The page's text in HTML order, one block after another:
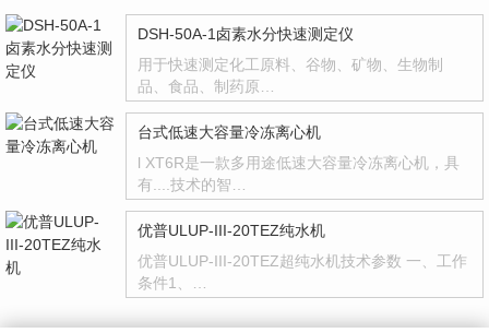
DSH-50A-1卤素水分快速测定仪
用于快速测定化工原料、谷物、矿物、生物制
品、食品、制药原…
台式低速大容量冷冻离心机
l XT6R是一款多用途低速大容量冷冻离心机，具
有....技术的智…
优普ULUP-III-20TEZ纯水机
优普ULUP-III-20TEZ超纯水机技术参数 一、工作
条件1、…